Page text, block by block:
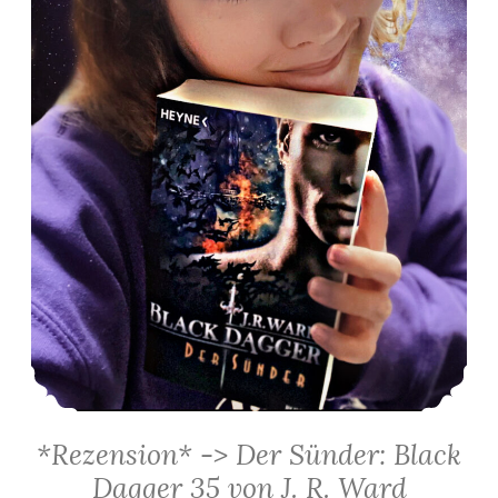
*Rezension* -> Der Sünder: Black
Dagger 35 von J. R. Ward